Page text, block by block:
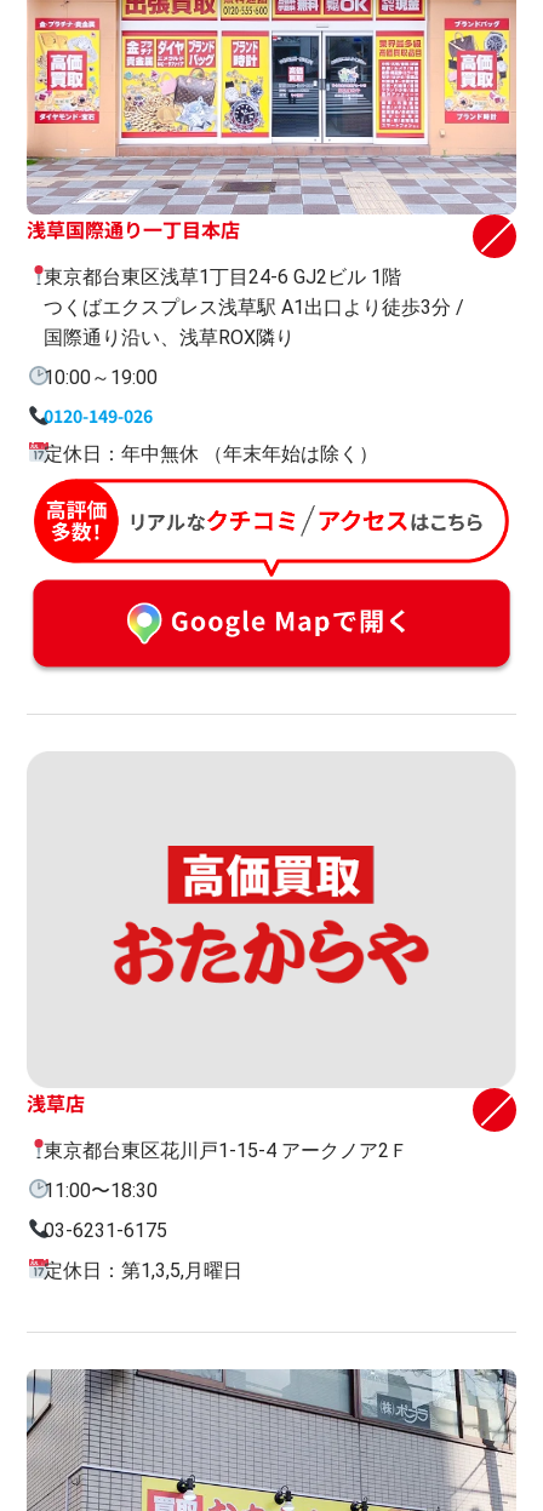
浅草国際通り一丁目本店
東京都台東区浅草1丁目24-6 GJ2ビル 1階
つくばエクスプレス浅草駅 A1出口より徒歩3分 /
国際通り沿い、浅草ROX隣り
10:00～19:00
0120-149-026
定休日：年中無休 （年末年始は除く）
浅草店
東京都台東区花川戸1-15-4 アークノア2Ｆ
11:00〜18:30
03-6231-6175
定休日：第1,3,5,月曜日